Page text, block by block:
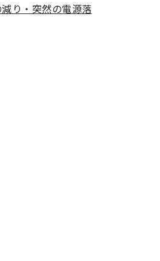
り・突然の電源落